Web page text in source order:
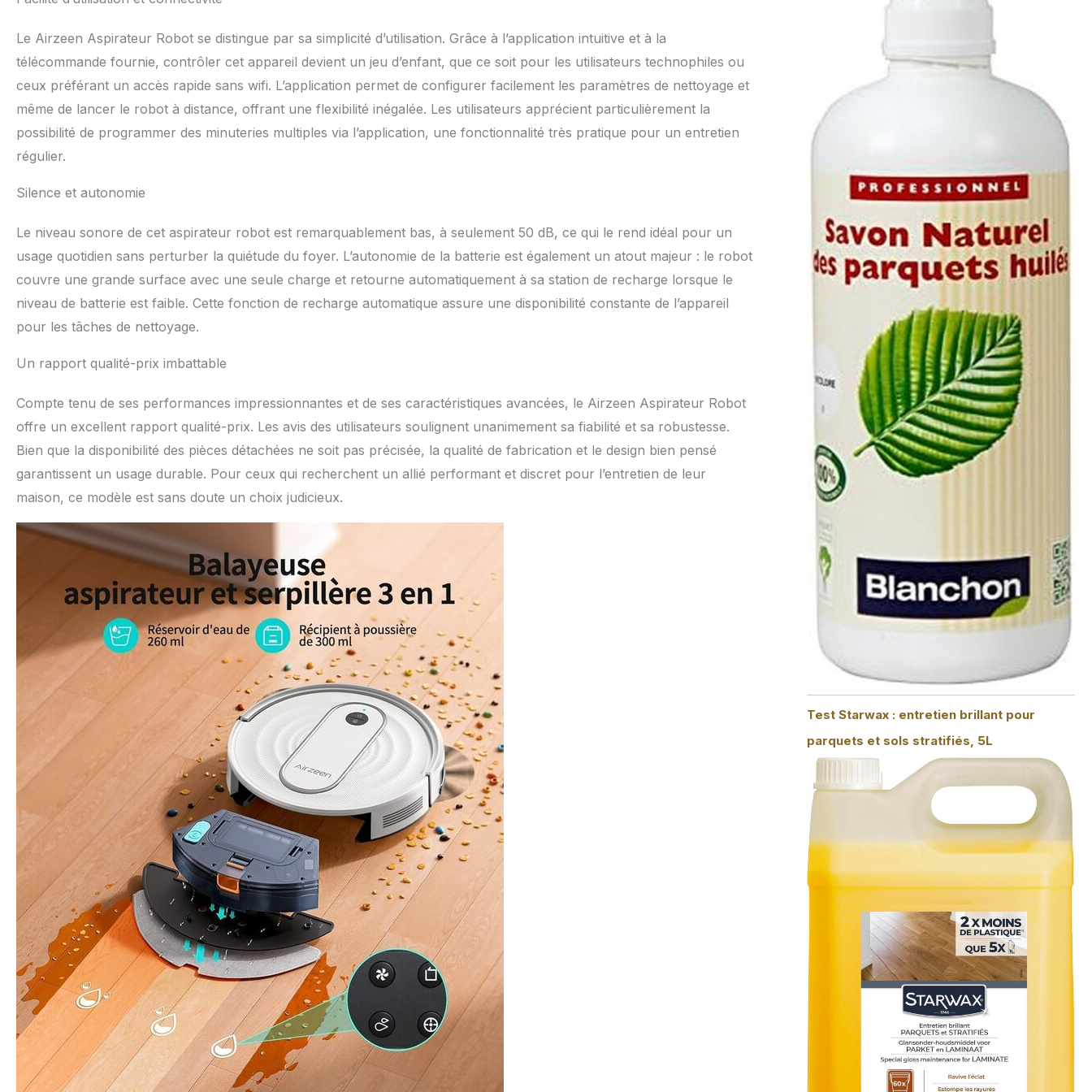
roulante/batteries), station de recharge*1, adaptateur*1, brosse latérale*2, support
pour serpillière*1 (serpillière incluse), bande de délimitation de 2 m*1, ruban
de l'utilisateur*1, Guide de démarrage rapide et garantie de 24 mois sans souci.
Le Airzeen Aspirateur Robot se distingue par sa simplicité d’utilisation. Grâce à l’application intuitive et à la
télécommande fournie, contrôler cet appareil devient un jeu d’enfant, que ce soit pour les utilisateurs technophiles ou
ceux préférant un accès rapide sans wifi. L’application permet de configurer facilement les paramètres de nettoyage et
même de lancer le robot à distance, offrant une flexibilité inégalée. Les utilisateurs apprécient particulièrement la
possibilité de programmer des minuteries multiples via l’application, une fonctionnalité très pratique pour un entretien
régulier.
Silence et autonomie
Le niveau sonore de cet aspirateur robot est remarquablement bas, à seulement 50 dB, ce qui le rend idéal pour un
usage quotidien sans perturber la quiétude du foyer. L’autonomie de la batterie est également un atout majeur : le robot
couvre une grande surface avec une seule charge et retourne automatiquement à sa station de recharge lorsque le
niveau de batterie est faible. Cette fonction de recharge automatique assure une disponibilité constante de l’appareil
pour les tâches de nettoyage.
Un rapport qualité-prix imbattable
Compte tenu de ses performances impressionnantes et de ses caractéristiques avancées, le Airzeen Aspirateur Robot
offre un excellent rapport qualité-prix. Les avis des utilisateurs soulignent unanimement sa fiabilité et sa robustesse.
Bien que la disponibilité des pièces détachées ne soit pas précisée, la qualité de fabrication et le design bien pensé
garantissent un usage durable. Pour ceux qui recherchent un allié performant et discret pour l’entretien de leur
maison, ce modèle est sans doute un choix judicieux.
Test Starwax : entretien brillant pour
parquets et sols stratifiés, 5L